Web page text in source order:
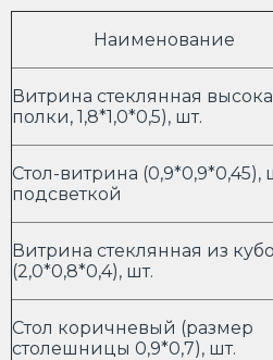
Наименование
Витрина стеклянная
полки, 1,8*1,0*0,5), шт.
Стол-витрина (0,9*0,9*0,45),
подсветкой
Витрина стеклянная из
(2,0*0,8*0,4), шт.
Стол коричневый (размер
столешницы 0,9*0,7), шт.